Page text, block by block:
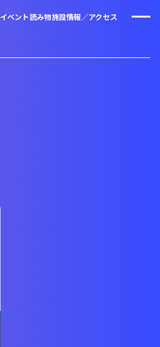
イベント読み物施設情報／アクセス